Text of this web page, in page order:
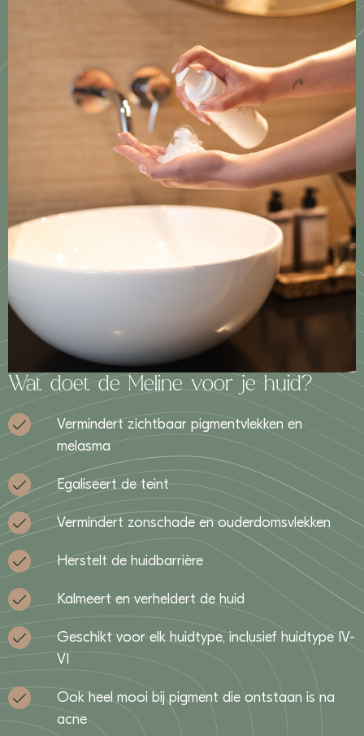
Wat doet de Meline voor je huid?
Vermindert zichtbaar pigmentvlekken en
melasma
Egaliseert de teint
Vermindert zonschade en ouderdomsvlekken
Herstelt de huidbarrière
Kalmeert en verheldert de huid
Geschikt voor elk huidtype, inclusief huidtype IV-
VI
Ook heel mooi bij pigment die ontstaan is na
acne